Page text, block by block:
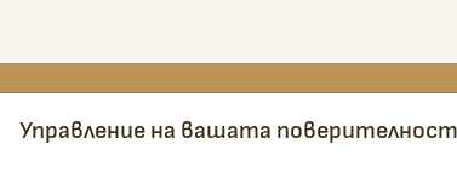
Управление на вашата поверителност